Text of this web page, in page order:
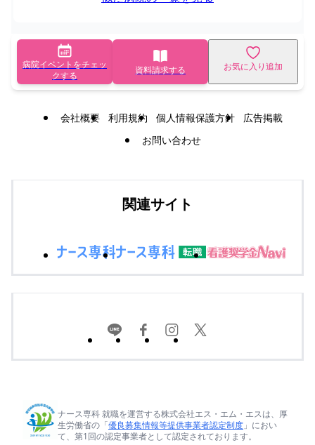
病院イベントをチェッ
クする
資料請求する お気に入り追加
会社概要 利用規約 個人情報保護方針
広告掲載
お問い合わせ
関連サイト
ナース専科 就職を運営する株式会社エス・エム・エスは、厚
生労働省の「優良募集情報等提供事業者認定制度 」におい
て、第1回の認定事業者として認定されております。